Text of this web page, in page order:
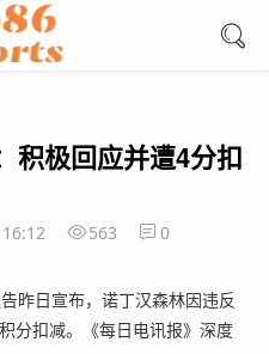
积极回应并遭4分扣
563 0
昨日宣布，诺丁汉森林因违反
分扣减。《每日电讯报》深度